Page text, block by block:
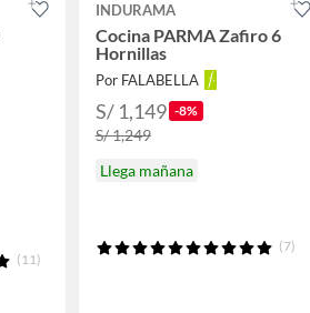
(11)
INDURAMA
Cocina PARMA Zafiro 6
Hornillas
Por FALABELLA
S/ 1,149 -8%
S/ 1,249
Llega mañana
(7)